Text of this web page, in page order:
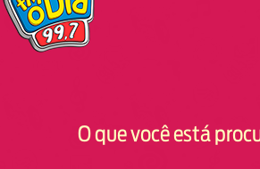
O que você está